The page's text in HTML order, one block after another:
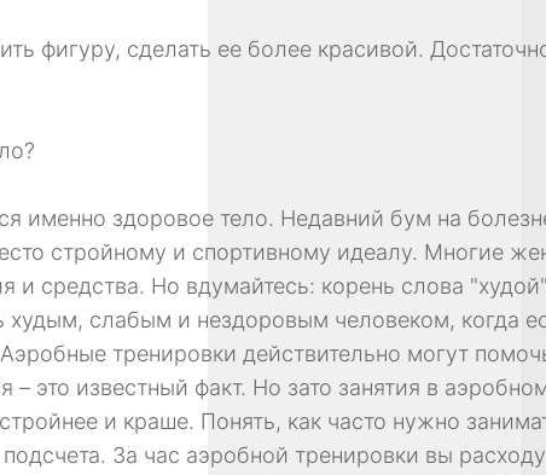
фигуру, сделать ее более красивой.
именно здоровое тело. Недавний бум на
стройному и спортивному идеалу. Многие
и средства. Но вдумайтесь: корень слова
слабым и нездоровым человеком, когда
тренировки действительно могут
это известный факт. Но зато занятия в
и краше. Понять, как часто нужно
За час аэробной тренировки вы